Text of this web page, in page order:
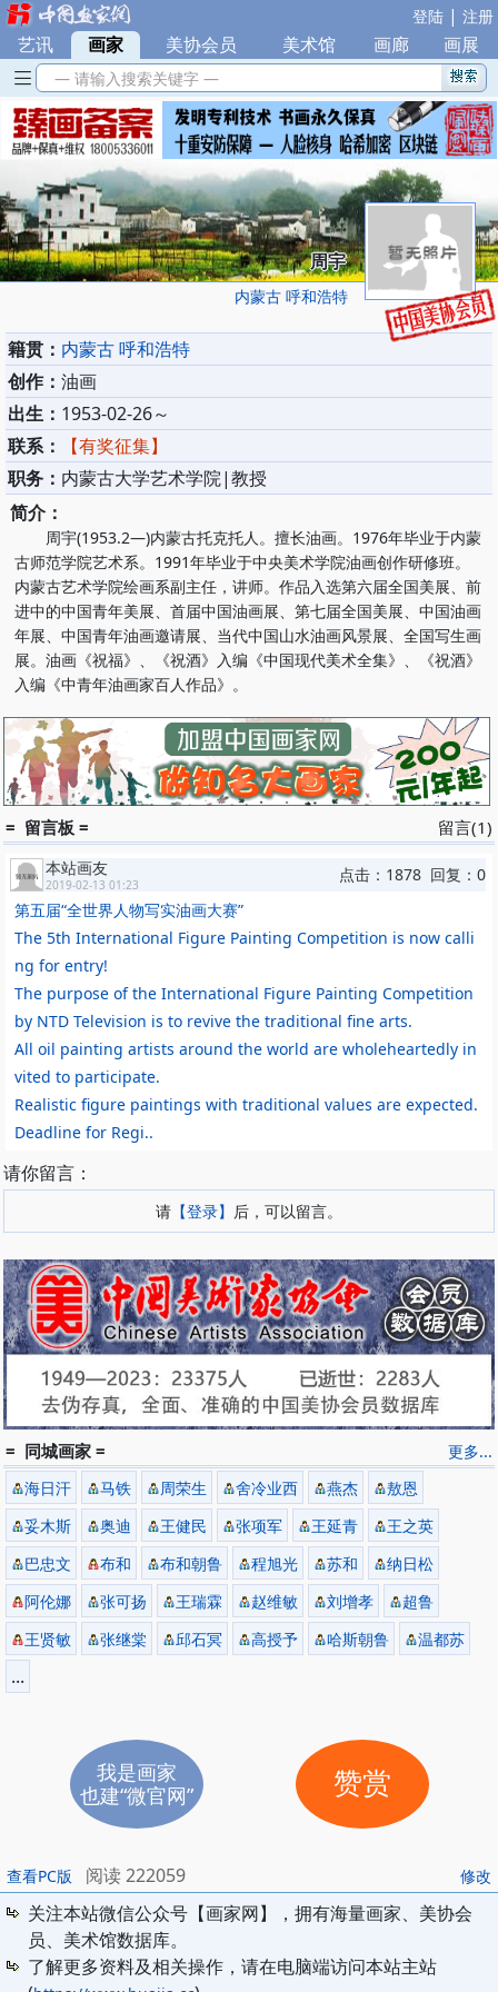
登陆 | 注册
艺讯 | 画家 美协会员 美术馆 画廊 画展
— 请输入搜索关键字 —
周宇
内蒙古 呼和浩特
籍贯： 内蒙古 呼和浩特
创作： 油画
出生： 1953-02-26～
联系：
【有奖征集】
职务： 内蒙古大学艺术学院|教授
简介：
周宇(1953.2—)内蒙古托克托人。擅长油画。1976年毕业于内蒙
古师范学院艺术系。1991年毕业于中央美术学院油画创作研修班。
内蒙古艺术学院绘画系副主任，讲师。作品入选第六届全国美展、前
进中的中国青年美展、首届中国油画展、第七届全国美展、中国油画
年展、中国青年油画邀请展、当代中国山水油画风景展、全国写生画
展。油画《祝福》、《祝酒》入编《中国现代美术全集》、《祝酒》
入编《中青年油画家百人作品》。
留言(1)
= 留言板 =
本站画友
2019-02-13 01:23
点击：1878 回复：0
第五届“全世界人物写实油画大赛”
The 5th International Figure Painting Competition is now calli
ng for entry!
The purpose of the International Figure Painting Competition
by NTD Television is to revive the traditional fine arts.
All oil painting artists around the world are wholeheartedly in
vited to participate.
Realistic figure paintings with traditional values are expected.
Deadline for Regi..
请你留言：
请 【登录】 后，可以留言。
更多...
= 同城画家 =
海日汗 马铁 周荣生 舍冷业西 燕杰
敖恩
妥木斯
奥迪 王健民 张项军 王延青
王之英
巴忠文
布和 布和朝鲁 程旭光 苏和
纳日松
阿伦娜
张可扬 王瑞霖 赵维敏 刘增孝
超鲁
王贤敏
张继棠 邱石冥 高授予 哈斯朝鲁 温都苏
...
我是画家
也建“微官网”
赞赏
修改
查看PC版
阅读 222059
关注本站微信公众号【画家网】，拥有海量画家、美协会
员、美术馆数据库。
了解更多资料及相关操作，请在电脑端访问本站主站